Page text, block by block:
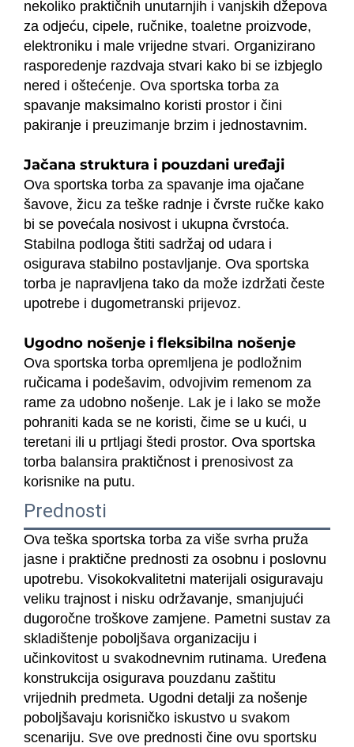
nekoliko praktičnih unutarnjih i vanjskih džepova
za odjeću, cipele, ručnike, toaletne proizvode,
elektroniku i male vrijedne stvari. Organizirano
rasporedenje razdvaja stvari kako bi se izbjeglo
nered i oštećenje. Ova sportska torba za
spavanje maksimalno koristi prostor i čini
pakiranje i preuzimanje brzim i jednostavnim.
Jačana struktura i pouzdani uređaji
Ova sportska torba za spavanje ima ojačane
šavove, žicu za teške radnje i čvrste ručke kako
bi se povećala nosivost i ukupna čvrstoća.
Stabilna podloga štiti sadržaj od udara i
osigurava stabilno postavljanje. Ova sportska
torba je napravljena tako da može izdržati česte
upotrebe i dugometranski prijevoz.
Ugodno nošenje i fleksibilna nošenje
Ova sportska torba opremljena je podložnim
ručicama i podešavim, odvojivim remenom za
rame za udobno nošenje. Lak je i lako se može
pohraniti kada se ne koristi, čime se u kući, u
teretani ili u prtljagi štedi prostor. Ova sportska
torba balansira praktičnost i prenosivost za
korisnike na putu.
Prednosti
Ova teška sportska torba za više svrha pruža
jasne i praktične prednosti za osobnu i poslovnu
upotrebu. Visokokvalitetni materijali osiguravaju
veliku trajnost i nisku održavanje, smanjujući
dugoročne troškove zamjene. Pametni sustav za
skladištenje poboljšava organizaciju i
učinkovitost u svakodnevnim rutinama. Uređena
konstrukcija osigurava pouzdanu zaštitu
vrijednih predmeta. Ugodni detalji za nošenje
poboljšavaju korisničko iskustvo u svakom
scenariju. Sve ove prednosti čine ovu sportsku